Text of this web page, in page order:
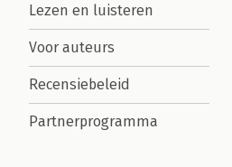
Lezen en luisteren
Voor auteurs
Recensiebeleid
Partnerprogramma